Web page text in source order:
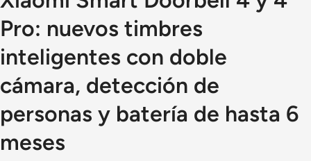
Pro: nuevos timbres
inteligentes con doble
cámara, detección de
personas y batería de hasta 6
meses